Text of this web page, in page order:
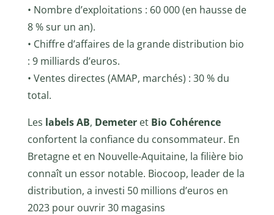
• Nombre d’exploitations : 60 000 (en hausse de
8 % sur un an).
• Chiffre d’affaires de la grande distribution bio
: 9 milliards d’euros.
• Ventes directes (AMAP, marchés) : 30 % du
total.
Les labels AB, Demeteret Bio Cohérence
confortent la confiance du consommateur. En
Bretagne et en Nouvelle-Aquitaine, la filière bio
connaît un essor notable. Biocoop, leader de la
distribution, a investi 50 millions d’euros en
2023 pour ouvrir 30 magasins